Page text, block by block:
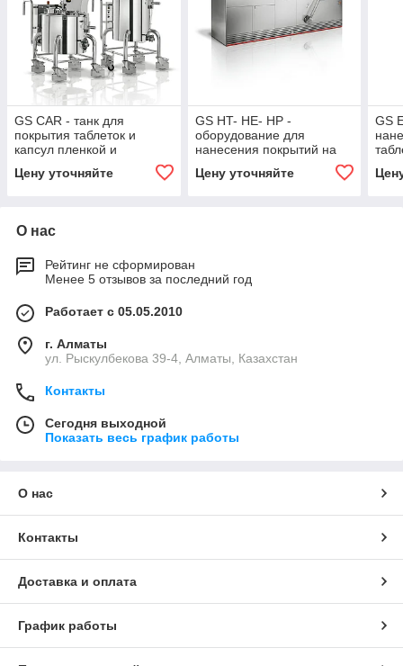
GS CAR - танк для
покрытия таблеток и
капсул пленкой и
Цену уточняйте
GS HT- HE- HP -
оборудование для
нанесения покрытий на
Цену уточняйте
GS
О нас
Рейтинг не сформирован
Менее 5 отзывов за последний год
Работает с 05.05.2010
г. Алматы
ул. Рыскулбекова 39-4, Алматы, Казахстан
Контакты
Сегодня выходной
Показать весь график работы
О нас
Контакты
Доставка и оплата
График работы